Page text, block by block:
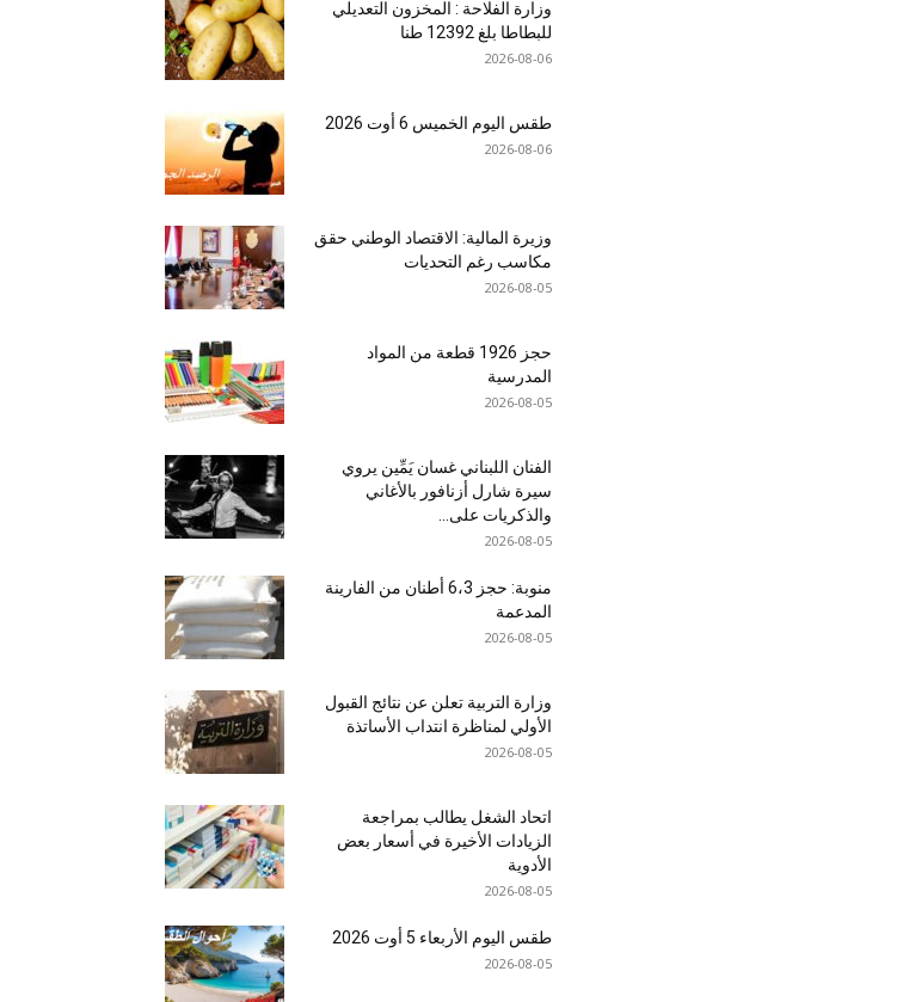
وزارة الفلاحة : المخزون التعديلي
للبطاطا بلغ 12392 طنا
2026-08-06
طقس اليوم الخميس 6 أوت 2026
2026-08-06
وزيرة المالية: الاقتصاد الوطني حقق
مكاسب رغم التحديات
2026-08-05
حجز 1926 قطعة من المواد
المدرسية
2026-08-05
الفنان اللبناني غسان يَمِّين يروي
سيرة شارل أزنافور بالأغاني
والذكريات على...
2026-08-05
منوبة: حجز 6،3 أطنان من الفارينة
المدعمة
2026-08-05
وزارة التربية تعلن عن نتائج القبول
الأولي لمناظرة انتداب الأساتذة
2026-08-05
اتحاد الشغل يطالب بمراجعة
الزيادات الأخيرة في أسعار بعض
الأدوية
2026-08-05
طقس اليوم الأربعاء 5 أوت 2026
2026-08-05